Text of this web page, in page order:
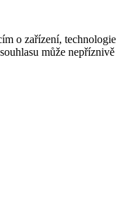
o zařízení,
může